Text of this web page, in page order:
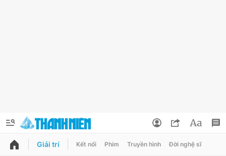
QUẢNG CÁO
Giải trí Kết nối Phim Truyền hình Đời nghệ sĩ